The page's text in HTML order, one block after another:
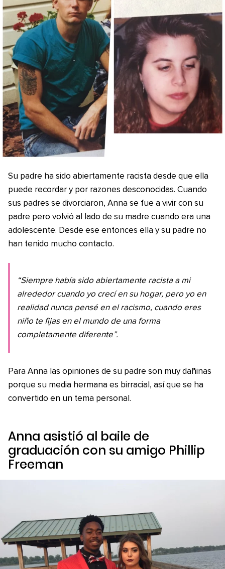
Su padre ha sido abiertamente racista desde que ella
puede recordar y por razones desconocidas. Cuando
sus padres se divorciaron, Anna se fue a vivir con su
padre pero volvió al lado de su madre cuando era una
adolescente. Desde ese entonces ella y su padre no
han tenido mucho contacto.
“Siempre había sido abiertamente racista a mi
alrededor cuando yo crecí en su hogar, pero yo en
realidad nunca pensé en el racismo, cuando eres
niño te fijas en el mundo de una forma
completamente diferente”.
Para Anna las opiniones de su padre son muy dañinas
porque su media hermana es birracial, así que se ha
convertido en un tema personal.
Anna asistió al baile de
graduación con su amigo Phillip
Freeman